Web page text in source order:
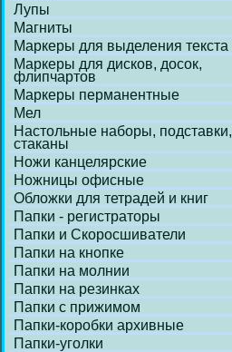
Лупы
Магниты
Маркеры для выделения текста
Маркеры для дисков, досок,
флипчартов
Маркеры перманентные
Мел
Настольные наборы, подставки,
стаканы
Ножи канцелярские
Ножницы офисные
Обложки для тетрадей и книг
Папки - регистраторы
Папки и Скоросшиватели
Папки на кнопке
Папки на молнии
Папки на резинках
Папки с прижимом
Папки-коробки архивные
Папки-уголки